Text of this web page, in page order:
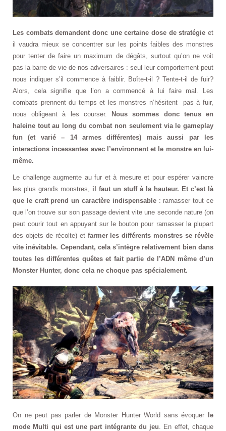
Les combats demandent donc une certaine dose de stratégie et
il vaudra mieux se concentrer sur les points faibles des monstres
pour tenter de faire un maximum de dégâts, surtout qu’on ne voit
pas la barre de vie de nos adversaires : seul leur comportement peut
nous indiquer s’il commence à faiblir. Boîte-t-il ? Tente-t-il de fuir?
Alors, cela signifie que l’on a commencé à lui faire mal. Les
combats prennent du temps et les monstres n’hésitent pas à fuir,
nous obligeant à les courser. Nous sommes donc tenus en
haleine tout au long du combat non seulement via le gameplay
fun (et varié – 14 armes différentes) mais aussi par les
interactions incessantes avec l’environnent et le monstre en lui-
même.
Le challenge augmente au fur et à mesure et pour espérer vaincre
les plus grands monstres, il faut un stuff à la hauteur. Et c’est là
que le craft prend un caractère indispensable: ramasser tout ce
que l’on trouve sur son passage devient vite une seconde nature (on
peut courir tout en appuyant sur le bouton pour ramasser la plupart
des objets de récolte) et farmer les différents monstres se révèle
vite inévitable. Cependant, cela s’intègre relativement bien dans
toutes les différentes quêtes et fait partie de l’ADN même d’un
Monster Hunter, donc cela ne choque pas spécialement.
On ne peut pas parler de Monster Hunter World sans évoquer
le
mode Multi qui est une part intégrante du jeu. En effet, chaque